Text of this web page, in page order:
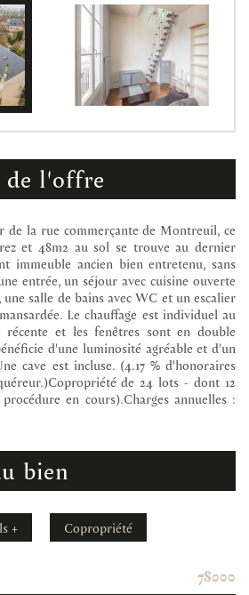
de l'offre
de la rue commerçante de Montreuil, ce
et 48m2 au sol se trouve au dernier
immeuble ancien bien entretenu, sans
entrée, un séjour avec cuisine ouverte
salle de bains avec WC et un escalier
Le chauffage est individuel au
récente et les fenêtres sont en double
d'une luminosité agréable et d'un
cave est incluse. (4.17 % d'honoraires
de 24 lots - dont 12
en cours).Charges annuelles :
bien
+ Copropriété
78000